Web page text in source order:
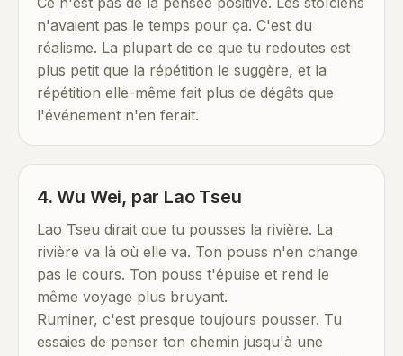
n'avaient pas le temps pour ça. C'est du
réalisme. La plupart de ce que tu redoutes est
plus petit que la répétition le suggère, et la
répétition elle-même fait plus de dégâts que
l'événement n'en ferait.
4. Wu Wei, par Lao Tseu
Lao Tseu dirait que tu pousses la rivière. La
rivière va là où elle va. Ton pouss n'en change
pas le cours. Ton pouss t'épuise et rend le
même voyage plus bruyant.
Ruminer, c'est presque toujours pousser. Tu
essaies de penser ton chemin jusqu'à une